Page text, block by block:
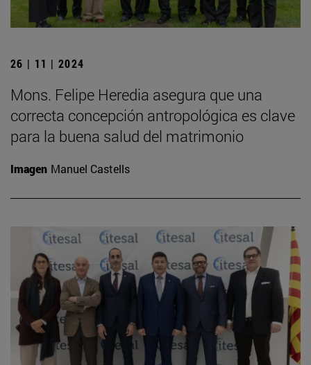
26 | 11 | 2024
Mons. Felipe Heredia asegura que una
correcta concepción antropológica es clave
para la buena salud del matrimonio
Imagen Manuel Castells